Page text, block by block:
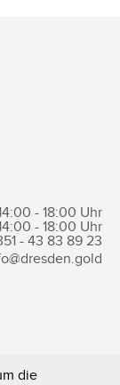
- 18:00 Uhr
- 18:00 Uhr
- 43 83 89 23
die